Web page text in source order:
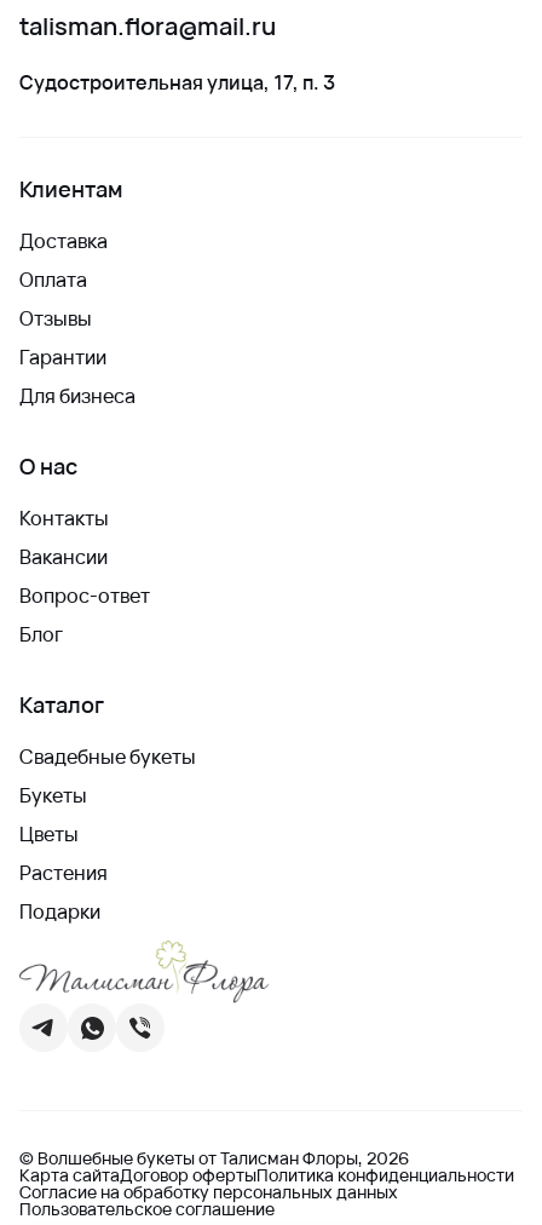
talisman.flora@mail.ru
Судостроительная улица, 17, п. 3
Клиентам
Доставка
Оплата
Отзывы
Гарантии
Для бизнеса
О нас
Контакты
Вакансии
Вопрос-ответ
Блог
Каталог
Свадебные букеты
Букеты
Цветы
Растения
Подарки
© Волшебные букеты от Талисман Флоры, 2026
Карта сайтаДоговор офертыПолитика конфиденциальности
Согласие на обработку персональных данных
Пользовательское соглашение